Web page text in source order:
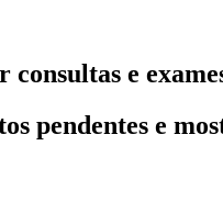
e
pendentes e